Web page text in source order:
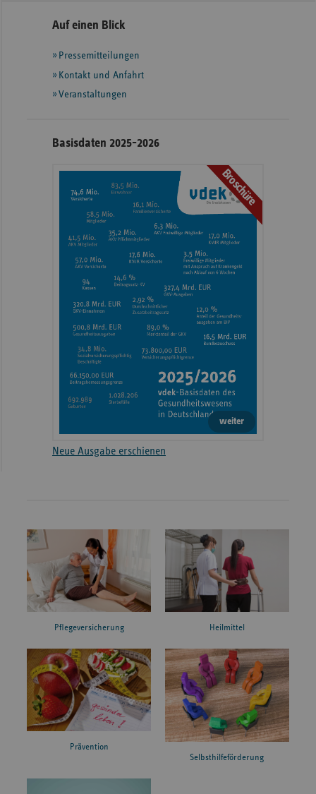
Seitennavigation
Seitenleiste
weiteren
Informationen
Auf einen Blick
Pressemitteilungen
Kontakt und Anfahrt
Veranstaltungen
Basisdaten 2025-2026
Broschüre
weiter
Neue Ausgabe erschienen
Pflegeversicherung Heilmittel
Prävention
Selbsthilfeförderung